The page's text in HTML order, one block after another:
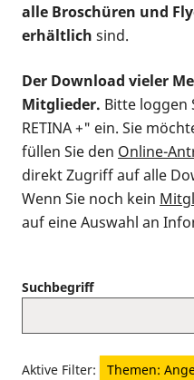
alle Broschüren und
erhältlich sind.
Der Download vieler
Mitglieder. Bitte loggen
RETINA +" ein. Sie
füllen Sie den Online-
direkt Zugriff auf alle
Wenn Sie noch kein
auf eine Auswahl an
Suchbegriff
Aktive Filter:
Themen: